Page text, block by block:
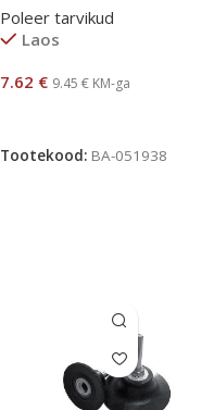
Poleer tarvikud
Laos
7.62 € 9.45 € KM-ga
Tootekood: BA-051938